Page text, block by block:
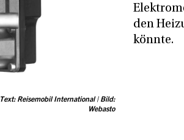
Text: Reisemobil International | Bild:
Webasto
den
könnte.